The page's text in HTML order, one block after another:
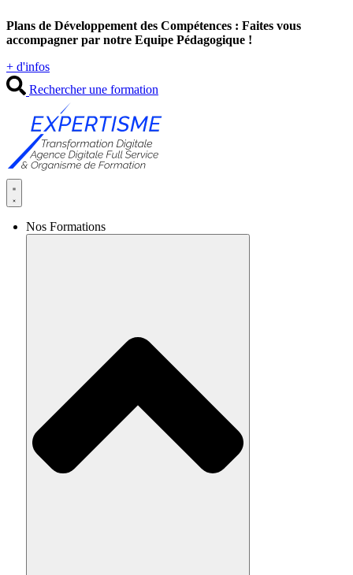
au
contenu
Plans de Développement des Compétences : Faites vous
accompagner par notre Equipe Pédagogique !
+ d'infos
Rechercher une formation
Nos Formations